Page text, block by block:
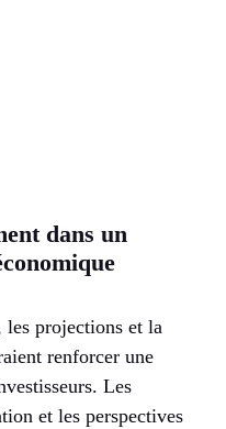
dans un
les projections et la
renforcer une
Les
et les perspectives